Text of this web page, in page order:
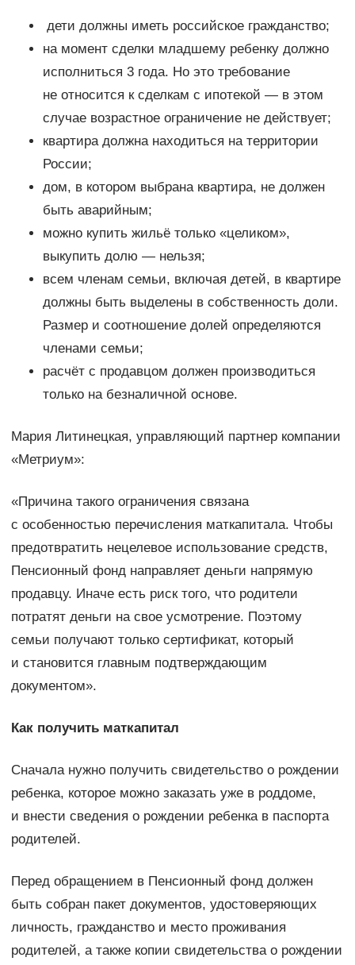
дети должны иметь российское гражданство;
на момент сделки младшему ребенку должно
исполниться 3 года. Но это требование
не относится к сделкам с ипотекой — в этом
случае возрастное ограничение не действует;
квартира должна находиться на территории
России;
дом, в котором выбрана квартира, не должен
быть аварийным;
можно купить жильё только «целиком»,
выкупить долю — нельзя;
всем членам семьи, включая детей, в квартире
должны быть выделены в собственность доли.
Размер и соотношение долей определяются
членами семьи;
расчёт с продавцом должен производиться
только на безналичной основе.
Мария Литинецкая, управляющий партнер компании
«Метриум»:
«Причина такого ограничения связана
с особенностью перечисления маткапитала. Чтобы
предотвратить нецелевое использование средств,
Пенсионный фонд направляет деньги напрямую
продавцу. Иначе есть риск того, что родители
потратят деньги на свое усмотрение. Поэтому
семьи получают только сертификат, который
и становится главным подтверждающим
документом».
Как получить маткапитал
Сначала нужно получить свидетельство о рождении
ребенка, которое можно заказать уже в роддоме,
и внести сведения о рождении ребенка в паспорта
родителей.
Перед обращением в Пенсионный фонд должен
быть собран пакет документов, удостоверяющих
личность, гражданство и место проживания
родителей, а также копии свидетельства о рождении